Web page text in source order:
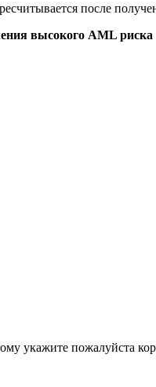
после
высокого AML
укажите пожалуйста